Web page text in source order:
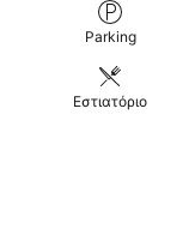
Parking
Εστιατόριο